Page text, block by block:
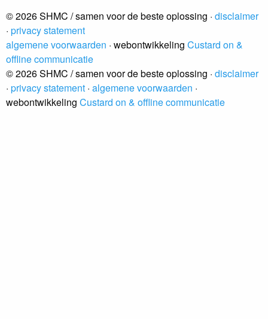
© 2026 SHMC / samen voor de beste oplossing · disclaimer
· privacy statement
algemene voorwaarden · webontwikkeling Custard on &
offline communicatie
© 2026 SHMC / samen voor de beste oplossing · disclaimer
· privacy statement · algemene voorwaarden ·
webontwikkeling Custard on & offline communicatie